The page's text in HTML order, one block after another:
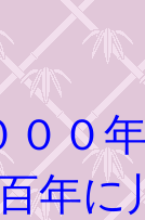
０
年に